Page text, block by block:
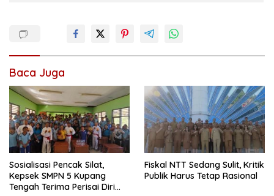
Baca Juga
Sosialisasi Pencak Silat,
Kepsek SMPN 5 Kupang
Tengah Terima Perisai Diri
Fiskal NTT Sedang Sulit, Kritik
Publik Harus Tetap Rasional